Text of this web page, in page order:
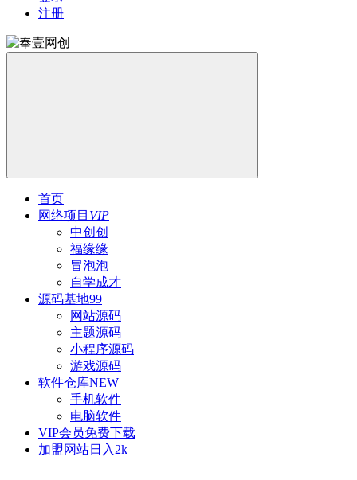
注册
首页
网络项目 VIP
中创创
福缘缘
冒泡泡
自学成才
源码基地99
网站源码
主题源码
小程序源码
游戏源码
软件仓库NEW
手机软件
电脑软件
VIP会员免费下载
加盟网站日入2k